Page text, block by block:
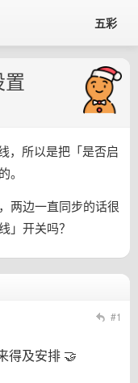
五彩
，所以是把「是否启
。
两边一直同步的话很
」开关吗？
#1
得及安排 🤝